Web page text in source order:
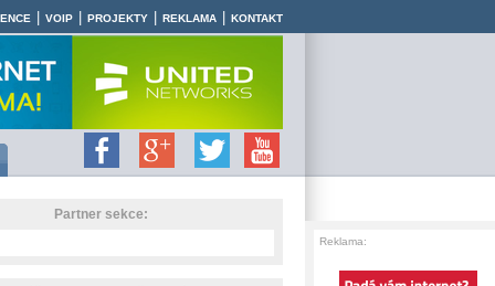
VOIP PROJEKTY REKLAMA KONTAKT
Partner sekce:
Reklama: